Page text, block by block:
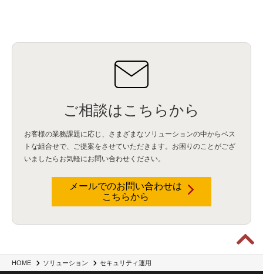
HOME ソリューション セキュリティ運用
ご相談はこちらから
お客様の業務課題に応じ、さまざまなソリューションの中からベス
トな組合せで、
ご提案をさせていただきます。お困りのことがござ
いましたらお気軽にお問い合わせください。
メールでのお問い合わせは
こちらから